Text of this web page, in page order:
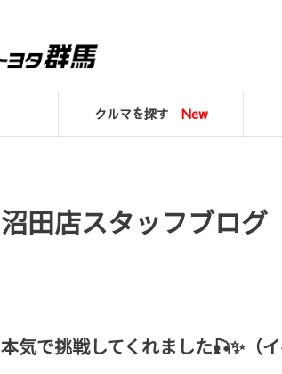
クルマを探す New
沼田店スタッフブログ
本気で挑戦してくれました🎣✨（